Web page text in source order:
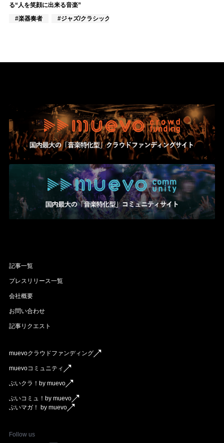
る“人を笑顔に出来る音楽”
#楽器奏者
#ジャズ/クラシック
記事一覧
プレスリリース一覧
会社概要
お問い合わせ
記事リクエスト
muevoクラウドファンディング
muevoコミュニティ
ぶいクラ！by muevo
ぶいコミュ！by muevo
ぶいマガ！ by muevo
Follow us